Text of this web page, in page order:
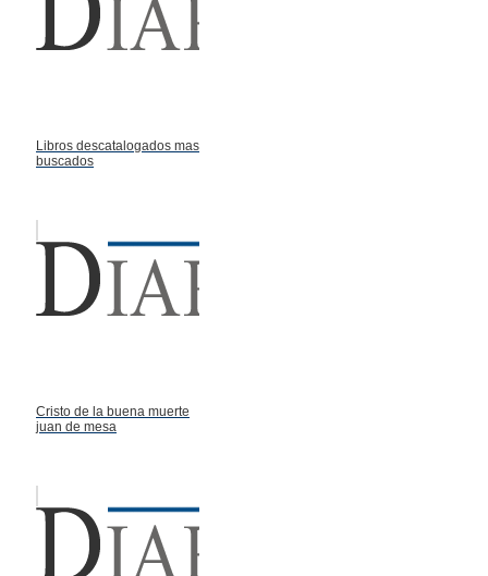
Libros descatalogados mas
buscados
Cristo de la buena muerte
juan de mesa